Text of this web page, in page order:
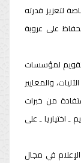
لتعزيز قدرته
على عروبة
لمؤسسات
والمعايير
من خبرات
ـ اختياريا ـ على
في مجال